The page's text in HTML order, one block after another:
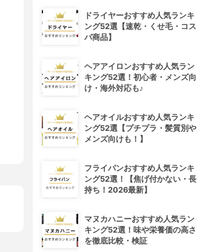
ドライヤーおすすめ人気ランキ
ング52選【速乾・くせ毛・コス
パ商品】
ヘアアイロンおすすめ人気ラン
キング52選！初心者・メンズ向
け・海外対応も♪
ヘアオイルおすすめ人気ランキ
ング52選【プチプラ・髪質別や
メンズ向けも！】
フライパンおすすめ人気ランキ
ング52選！【焦げ付かない・長
持ち！2026最新】
マヌカハニーおすすめ人気ラン
キング52選！味や栄養価の高さ
を徹底比較・検証